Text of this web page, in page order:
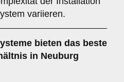
variieren.
bieten das beste
in Neuburg